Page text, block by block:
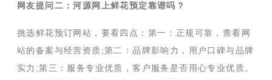
网友提问二：河源网上鲜花预定靠谱吗？
挑选鲜花预订网站，要看四点：第一：正规可靠，查看网
站的备案与经营资质;第二：品牌影响力，用户口碑与品牌
实力;第三：服务专业优质，客户服务是否用心专业优质。